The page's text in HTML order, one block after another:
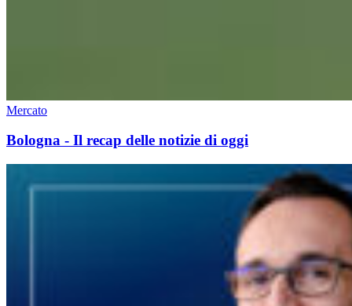
Mercato
Bologna - Il recap delle notizie di oggi